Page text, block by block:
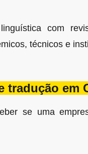
com
técnicos e
tradução em
se uma